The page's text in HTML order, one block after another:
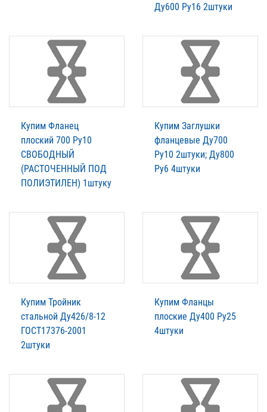
Ду600 Ру16 2штуки
Купим Фланец
плоский 700 Ру10
СВОБОДНЫЙ
(РАСТОЧЕННЫЙ ПОД
ПОЛИЭТИЛЕН) 1штуку
Купим Заглушки
фланцевые Ду700
Ру10 2штуки; Ду800
Ру6 4штуки
Купим Тройник
стальной Ду426/8-12
ГОСТ17376-2001
2штуки
Купим Фланцы
плоские Ду400 Ру25
4штуки